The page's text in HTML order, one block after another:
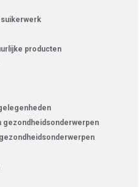
producten
gezondheidsonderwerpen